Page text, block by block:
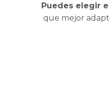
Puedes elegir
que mejor